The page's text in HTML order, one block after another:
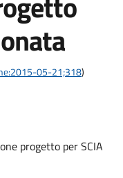
05-21;318)
progetto per SCIA